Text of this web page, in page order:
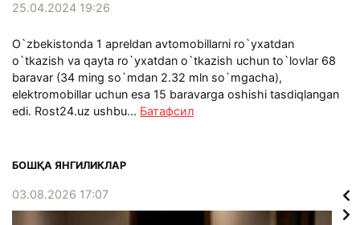
25.04.2024 19:26
O`zbekistonda 1 apreldan avtomobillarni ro`yxatdan
o`tkazish va qayta ro`yxatdan o`tkazish uchun to`lovlar 68
baravar (34 ming so`mdan 2.32 mln so`mgacha),
elektromobillar uchun esa 15 baravarga oshishi tasdiqlangan
edi. Rost24.uz ushbu... Батафсил
БОШҚА ЯНГИЛИКЛАР
03.08.2026 17:07